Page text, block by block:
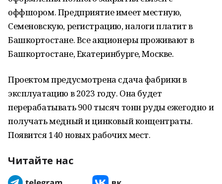
оффшором. Предприятие имеет местную,
Семеновскую, регистрацию, налоги платит в
Башкортостане. Все акционеры проживают в
Башкортостане, Екатеринбурге, Москве.
Проектом предусмотрена сдача фабрики в
эксплуатацию в 2023 году. Она будет
перерабатывать 900 тысяч тонн руды ежегодно и
получать медный и цинковый концентраты.
Появится 140 новых рабочих мест.
Читайте нас